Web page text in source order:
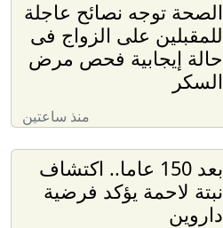
الصحة توجه نصائح عاجلة
للمقبلين على الزواج فى
حالة إيجابية فحص مرض
السكر
منذ ساعتين
بعد 150 عاما.. اكتشاف
نبتة لاحمة يؤكد فرضية
داروين